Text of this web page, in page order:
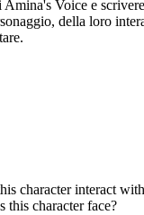
Voice e
della loro
character interact with
this character face?